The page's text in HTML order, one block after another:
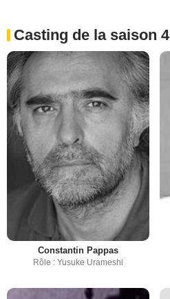
Casting de la saison 4
Constantin Pappas
Rôle : Yusuke Urameshi